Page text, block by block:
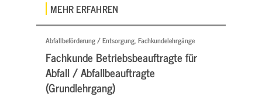
MEHR ERFAHREN
Abfallbeförderung / Entsorgung, Fachkundelehrgänge
Fachkunde Betriebsbeauftragte für
Abfall / Abfallbeauftragte
(Grundlehrgang)